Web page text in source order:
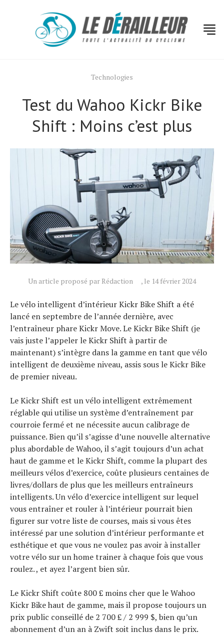
Technologies
Test du Wahoo Kickr Bike
Shift : Moins c’est plus
Un article proposé par Rédaction , le 14 février 2024
Le vélo intelligent d’intérieur Kickr Bike Shift a été
lancé en septembre de l’année dernière, avec
l’entraîneur phare Kickr Move. Le Kickr Bike Shift (je
vais juste l’appeler le Kickr Shift à partir de
maintenant) s’intègre dans la gamme en tant que vélo
intelligent de deuxième niveau, assis sous le Kickr Bike
de premier niveau.
Le Kickr Shift est un vélo intelligent extrêmement
réglable qui utilise un système d’entraînement par
courroie fermé et ne nécessite aucun calibrage de
puissance. Bien qu’il s’agisse d’une nouvelle alternative
plus abordable de Wahoo, il s’agit toujours d’un achat
haut de gamme et le Kickr Shift, comme la plupart des
meilleurs vélos d’exercice, coûte plusieurs centaines de
livres/dollars de plus que les meilleurs entraîneurs
intelligents. Un vélo d’exercice intelligent sur lequel
vous entraîner et rouler à l’intérieur pourrait bien
figurer sur votre liste de courses, mais si vous êtes
intéressé par une solution d’intérieur performante et
esthétique et que vous ne voulez pas avoir à installer
votre vélo sur un home trainer à chaque fois que vous
roulez. , et ayez l’argent bien sûr.
Le Kickr Shift coûte 800 £ moins cher que le Wahoo
Kickr Bike haut de gamme, mais il propose toujours un
prix public conseillé de 2 700 £ / 2 999 $, bien qu’un
abonnement d’un an à Zwift soit inclus dans le prix.